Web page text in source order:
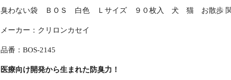
臭わない袋 ＢＯＳ 白色 Ｌサイズ ９０枚入 犬 猫 お散歩 関
メーカー：クリロンカセイ
品番：BOS-2145
医療向け開発から生まれた防臭力！